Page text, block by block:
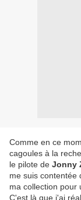
Comme en ce
cagoules à la
le pilote de Jonny
me suis contentée
ma collection pour
C'est là que j'ai